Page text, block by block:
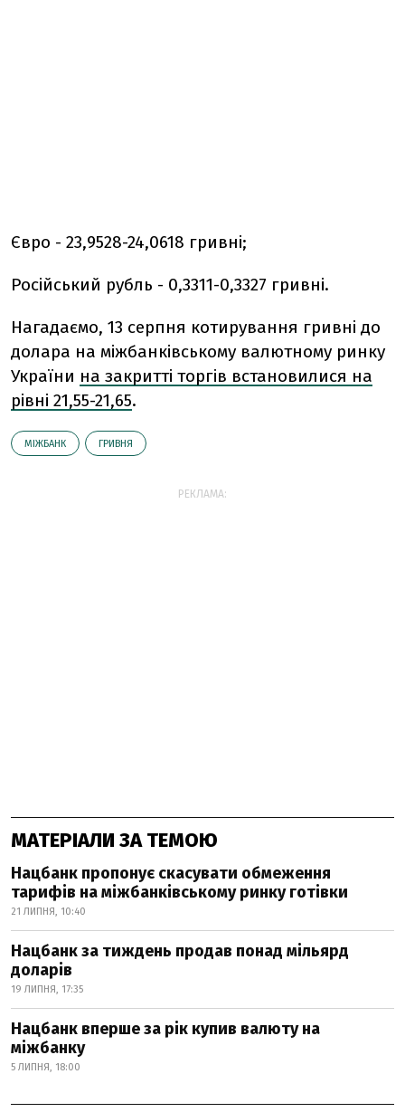
Євро - 23,9528-24,0618 гривні;
Російський рубль - 0,3311-0,3327 гривні.
Нагадаємо, 13 серпня котирування гривні до
долара на міжбанківському валютному ринку
України на закритті торгів встановилися на
рівні 21,55-21,65.
МІЖБАНК ГРИВНЯ
РЕКЛАМА:
МАТЕРІАЛИ ЗА ТЕМОЮ
Нацбанк пропонує скасувати обмеження
тарифів на міжбанківському ринку готівки
21 ЛИПНЯ, 10:40
Нацбанк за тиждень продав понад мільярд
доларів
19 ЛИПНЯ, 17:35
Нацбанк вперше за рік купив валюту на
міжбанку
5 ЛИПНЯ, 18:00